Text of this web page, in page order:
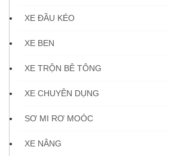
XE ĐẦU KÉO
XE BEN
XE TRỘN BÊ TÔNG
XE CHUYÊN DỤNG
SƠ MI RƠ MOÓC
XE NÂNG